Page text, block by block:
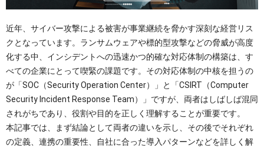
近年、サイバー攻撃による被害が事業継続を脅かす深刻な経営リス
クとなっています。ランサムウェアや標的型攻撃などの脅威が高度
化する中、インシデントへの迅速かつ的確な対応体制の構築は、す
べての企業にとって喫緊の課題です。その対応体制の中核を担うの
が「SOC（Security Operation Center）」と「CSIRT（Computer
Security Incident Response Team）」ですが、両者はしばしば混同
されがちであり、役割や目的を正しく理解することが重要です。
本記事では、まず結論として両者の違いを示し、その後でそれぞれ
の定義、連携の重要性、自社に合った導入パターンなどを詳しく解